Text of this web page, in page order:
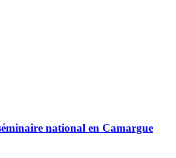
national en Camargue